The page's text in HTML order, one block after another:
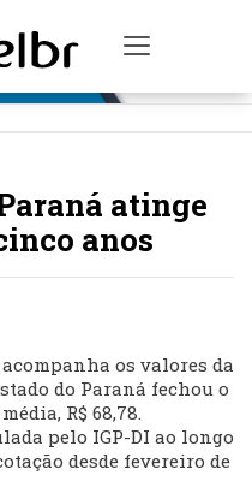
Toggle
atinge
anos
os valores da
do Paraná fechou o
R$ 68,78.
pelo IGP-DI ao longo
desde fevereiro de